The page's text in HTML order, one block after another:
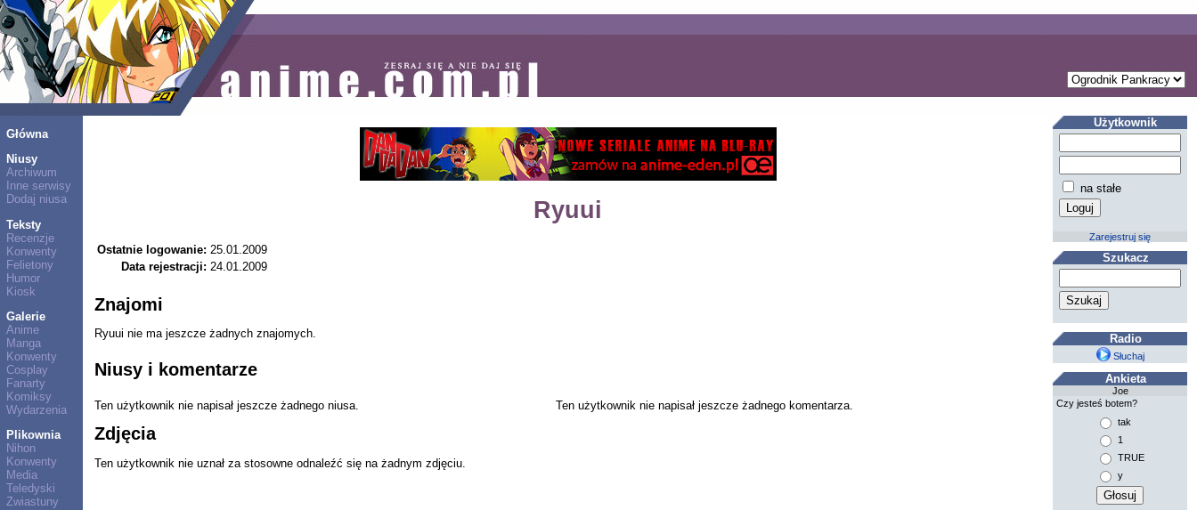
Główna
Niusy
Archiwum
Inne serwisy
Dodaj niusa
Teksty
Recenzje
Konwenty
Felietony
Humor
Kiosk
Galerie
Anime
Manga
Konwenty
Cosplay
Fanarty
Komiksy
Wydarzenia
Plikownia
Nihon
Konwenty
Media
Teledyski
Zwiastuny
Ryuui
Ostatnie logowanie: 25.01.2009
Data rejestracji: 24.01.2009
Znajomi
Ryuui nie ma jeszcze żadnych znajomych.
Niusy i komentarze
Ten użytkownik nie napisał jeszcze żadnego niusa. Ten użytkownik nie napisał jeszcze żadnego komentarza.
Zdjęcia
Ten użytkownik nie uznał za stosowne odnaleźć się na żadnym zdjęciu.
Użytkownik
na stałe
Zarejestruj się
Szukacz
Radio
Słuchaj
Ankieta
Joe
Czy jesteś botem?
tak
1
TRUE
y